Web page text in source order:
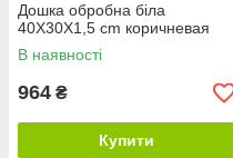
Дошка обробна біла
40X30X1,5 cm коричневая
В наявності
964 ₴
Купити